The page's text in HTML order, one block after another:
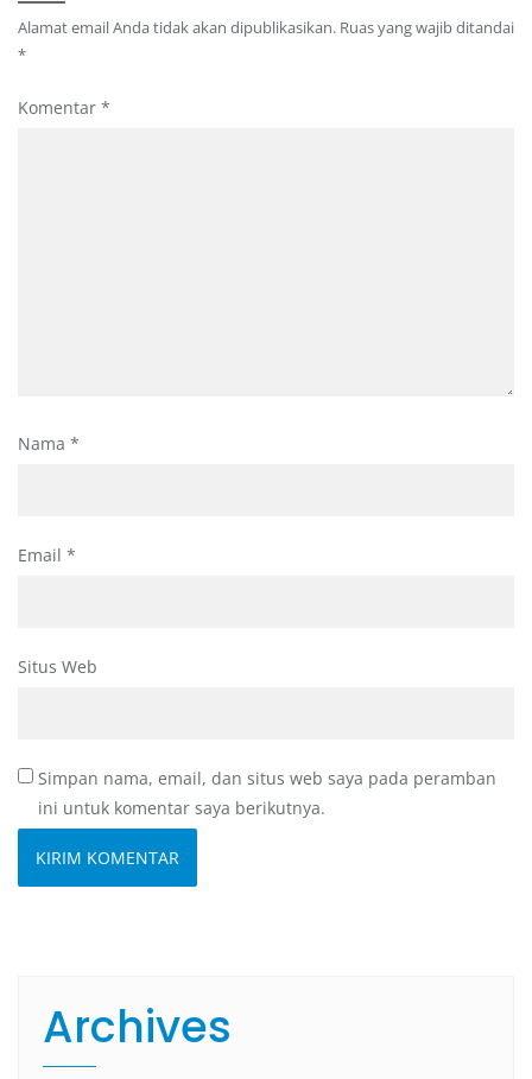
Alamat email Anda tidak akan dipublikasikan. Ruas yang wajib ditandai
*
Komentar *
Nama *
Email *
Situs Web
Simpan nama, email, dan situs web saya pada peramban
ini untuk komentar saya berikutnya.
Archives